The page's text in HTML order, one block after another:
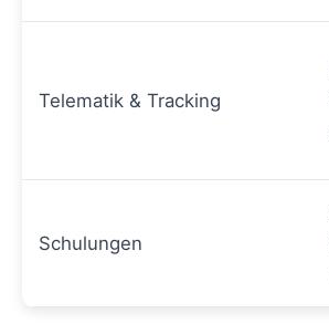
Telematik & Tracking
Schulungen